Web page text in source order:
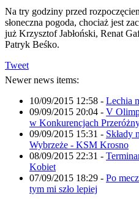
Na try godziny przed
słoneczna pogoda, chociaż jest
już Krzysztof Jabłoński, Renat
Patryk Beśko.
Tweet
Newer news items:
10/09/2015 12:58 - Lechia
09/09/2015 20:04 - V
w Konkurencjach
09/09/2015 15:31 - Składy
Wybrzeże - KSM Krosno
08/09/2015 22:31 -
Kobiet
07/09/2015 18:29 - Po
tym mi szło lepiej